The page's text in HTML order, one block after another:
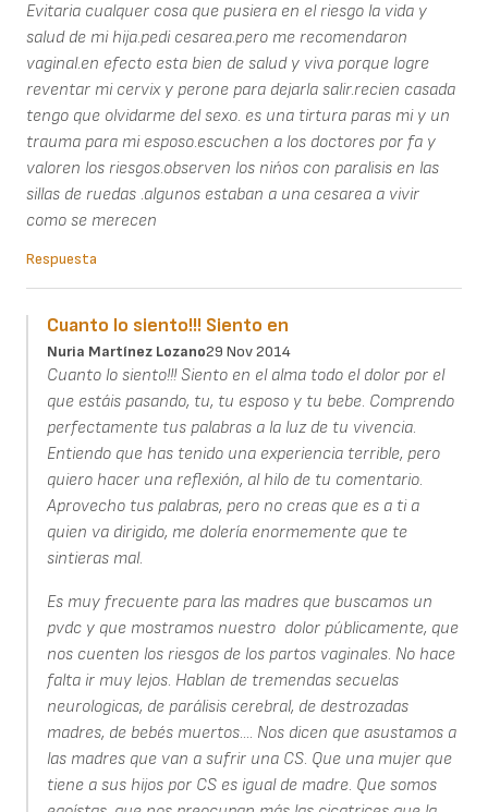
Evitaria cualquer cosa que pusiera en el riesgo la vida y
salud de mi hija.pedi cesarea.pero me recomendaron
vaginal.en efecto esta bien de salud y viva porque logre
reventar mi cervix y perone para dejarla salir.recien casada
tengo que olvidarme del sexo. es una tirtura paras mi y un
trauma para mi esposo.escuchen a los doctores por fa y
valoren los riesgos.observen los nińos con paralisis en las
sillas de ruedas .algunos estaban a una cesarea a vivir
como se merecen
Respuesta
Cuanto lo siento!!! Siento en
Nuria Martínez Lozano29 Nov 2014
Cuanto lo siento!!! Siento en el alma todo el dolor por el
que estáis pasando, tu, tu esposo y tu bebe. Comprendo
perfectamente tus palabras a la luz de tu vivencia.
Entiendo que has tenido una experiencia terrible, pero
quiero hacer una reflexión, al hilo de tu comentario.
Aprovecho tus palabras, pero no creas que es a ti a
quien va dirigido, me dolería enormemente que te
sintieras mal.
Es muy frecuente para las madres que buscamos un
pvdc y que mostramos nuestro dolor públicamente, que
nos cuenten los riesgos de los partos vaginales. No hace
falta ir muy lejos. Hablan de tremendas secuelas
neurologicas, de parálisis cerebral, de destrozadas
madres, de bebés muertos.... Nos dicen que asustamos a
las madres que van a sufrir una CS. Que una mujer que
tiene a sus hijos por CS es igual de madre. Que somos